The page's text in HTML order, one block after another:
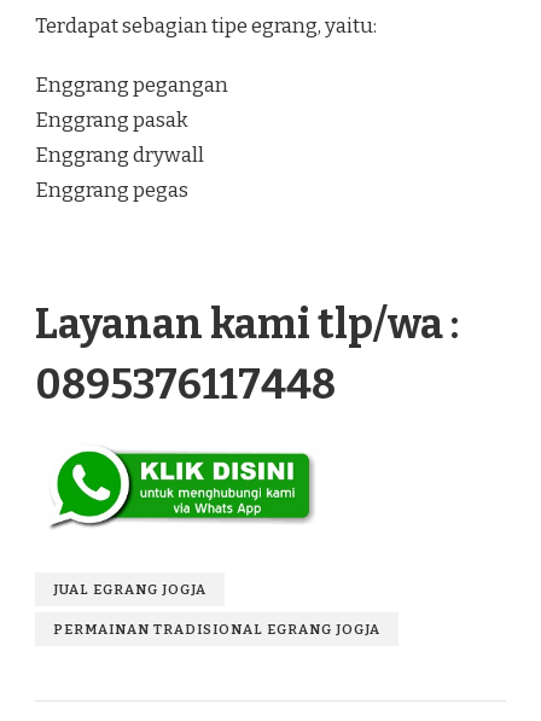
Terdapat sebagian tipe egrang, yaitu:
Enggrang pegangan
Enggrang pasak
Enggrang drywall
Enggrang pegas
Layanan kami tlp/wa :
0895376117448
JUAL EGRANG JOGJA
PERMAINAN TRADISIONAL EGRANG JOGJA